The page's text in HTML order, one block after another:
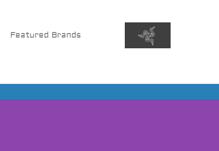
Featured Brands